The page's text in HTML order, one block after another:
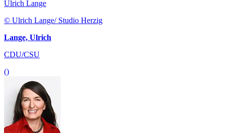
Ulrich Lange
© Ulrich Lange/ Studio Herzig
Lange, Ulrich
CDU/CSU
()